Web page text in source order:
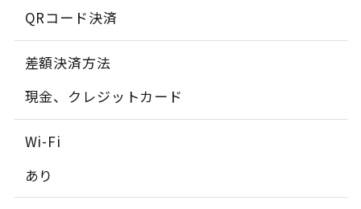
QRコード決済
差額決済方法
現金、クレジットカード
Wi-Fi
あり